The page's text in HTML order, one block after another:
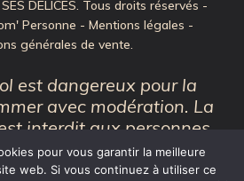
DELICES. Tous droits réservés -
Personne - Mentions légales -
générales de vente.
est dangereux pour la
avec modération. La
interdit aux personnes
de 18 ans.
pour vous garantir la meilleure
web. Si vous continuez à utiliser ce